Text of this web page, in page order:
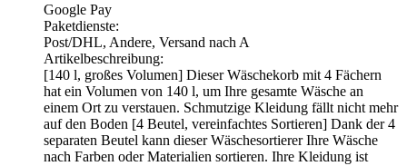
Google Pay
Paketdienste:
Post/DHL, Andere, Versand nach A
Artikelbeschreibung:
[140 l, großes Volumen] Dieser Wäschekorb mit 4 Fächern
hat ein Volumen von 140 l, um Ihre gesamte Wäsche an
einem Ort zu verstauen. Schmutzige Kleidung fällt nicht mehr
auf den Boden [4 Beutel, vereinfachtes Sortieren] Dank der 4
separaten Beutel kann dieser Wäschesortierer Ihre Wäsche
nach Farben oder Materialien sortieren. Ihre Kleidung ist